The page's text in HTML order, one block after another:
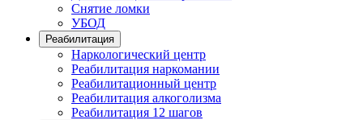
Снятие ломки
УБОД
Реабилитация
Наркологический центр
Реабилитация наркомании
Реабилитационный центр
Реабилитация алкоголизма
Реабилитация 12 шагов